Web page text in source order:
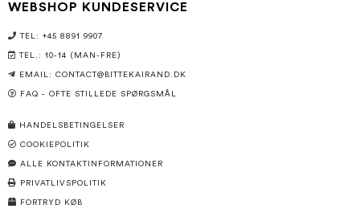
WEBSHOP KUNDESERVICE
TEL: +45 8891 9907
TEL.: 10-14 (MAN-FRE)
EMAIL: CONTACT@BITTEKAIRAND.DK
FAQ - OFTE STILLEDE SPØRGSMÅL
HANDELSBETINGELSER
COOKIEPOLITIK
ALLE KONTAKTINFORMATIONER
PRIVATLIVSPOLITIK
FORTRYD KØB